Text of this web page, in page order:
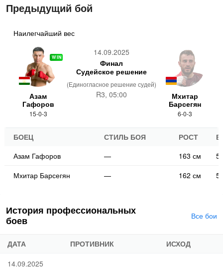
Предыдущий бой
Наилегчайший вес
WIN
Азам
Гафоров
15-0-3
14.09.2025
Финал
Судейское решение
(Единогласное решение судей)
R3, 05:00
Мхитар
Барсегян
6-0-3
БОЕЦ СТИЛЬ БОЯ РОСТ
Азам Гафоров
— 163 см
Мхитар Барсегян
— 162 см
История профессиональных
боев
Все бои
ДАТА ПРОТИВНИК
ИСХОД
14.09.2025